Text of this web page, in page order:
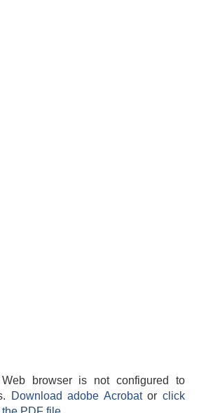
browser is not configured to
Download adobe Acrobatorclick